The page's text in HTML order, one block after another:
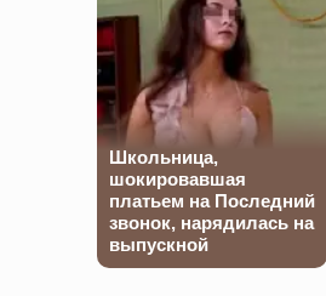
Школьница,
шокировавшая
платьем на Последний
звонок, нарядилась на
выпускной